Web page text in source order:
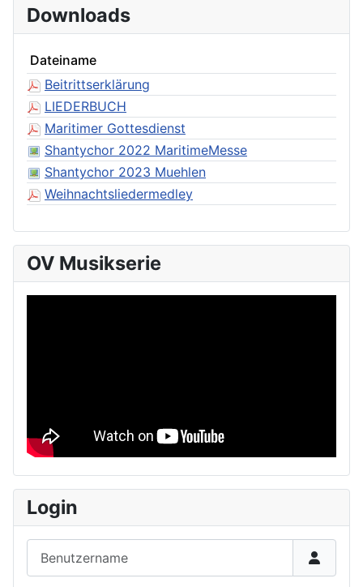
Downloads
Dateiname
Beitrittserklärung
LIEDERBUCH
Maritimer Gottesdienst
Shantychor 2022 MaritimeMesse
Shantychor 2023 Muehlen
Weihnachtsliedermedley
OV Musikserie
Login